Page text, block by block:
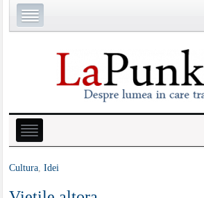
Cultura ,Idei